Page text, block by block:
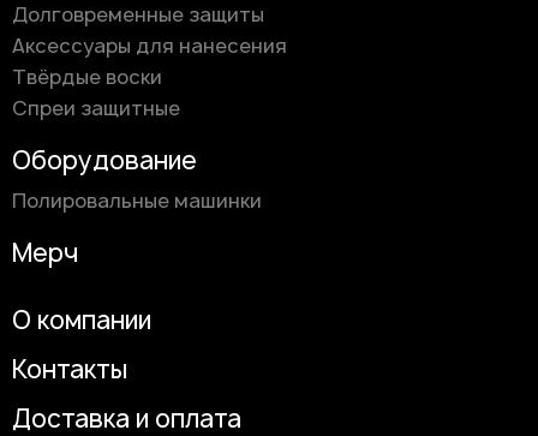
Долговременные защиты
Аксессуары для нанесения
Твёрдые воски
Спреи защитные
Оборудование
Полировальные машинки
Мерч
О компании
Контакты
Доставка и оплата